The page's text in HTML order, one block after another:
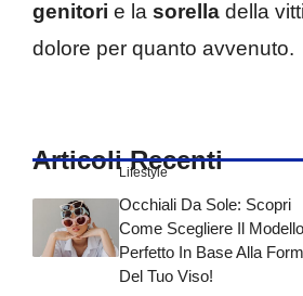
genitori e la sorella della
dolore per quanto avvenuto.
Articoli Recenti
Lifestyle
Occhiali Da Sole: Scopri
Come Scegliere Il Modello
Perfetto In Base Alla
Del Tuo Viso!